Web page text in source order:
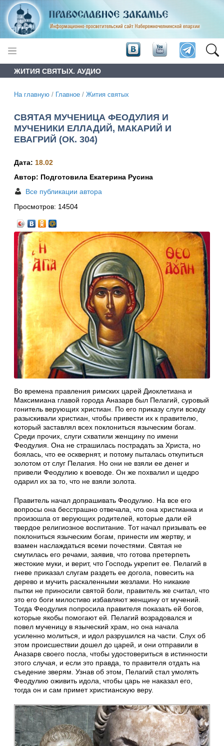
ЖИТИЯ СВЯТЫХ. АУДИО
На главную / Главное / Жития святых
СВЯТАЯ МУЧЕНИЦА ФЕОДУЛИЯ И
МУЧЕНИКИ ЕЛЛАДИЙ, МАКАРИЙ И
ЕВАГРИЙ (ОК. 304)
Дата: 18.02
Автор: Подготовила Екатерина Русина
Все публикации автора
Просмотров: 14504
Во времена правления римских царей Диоклетиана и
Максимиана главой города Аназарв был Пелагий, суровый
гонитель верующих христиан. По его приказу слуги всюду
разыскивали христиан, чтобы привести их к правителю,
который заставлял всех поклониться языческим богам.
Среди прочих, слуги схватили женщину по имени
Феодулия. Она не страшилась пострадать за Христа, но
боялась, что ее осквернят, и потому пыталась откупиться
золотом от слуг Пелагия. Но они не взяли ее денег и
привели Феодулию к воеводе. Он же похвалил и щедро
одарил их за то, что не взяли золота.
Правитель начал допрашивать Феодулию. На все его
вопросы она бесстрашно отвечала, что она христианка и
произошла от верующих родителей, которые дали ей
твердое религиозное воспитание. Тот начал призывать ее
поклониться языческим богам, принести им жертву, и
взамен наслаждаться всеми почестями. Святая не
смутилась его речами, заявив, что готова претерпеть
жестокие муки, и верит, что Господь укрепит ее. Пелагий в
гневе приказал слугам раздеть ее догола, повесить на
дерево и мучить раскаленными жезлами. Но никакие
пытки не приносили святой боли, правитель же считал, что
это его боги милостиво избавляют женщину от мучений.
Тогда Феодулия попросила правителя показать ей богов,
которые якобы помогают ей. Пелагий возрадовался и
повел мученицу в языческий храм, но она начала
усиленно молиться, и идол разрушился на части. Слух об
этом происшествии дошел до царей, и они отправили в
Аназарв своего посла, чтобы удостовериться в истинности
этого случая, и если это правда, то правителя отдать на
съедение зверям. Узнав об этом, Пелагий стал умолять
Феодулию оживить идола, чтобы царь не наказал его,
тогда он и сам примет христианскую веру.